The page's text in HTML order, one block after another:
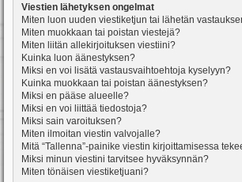
Viestien lähetyksen ongelmat
Miten luon uuden viestiketjun tai lähetän
Miten muokkaan tai poistan viestejä?
Miten liitän allekirjoituksen viestiini?
Kuinka luon äänestyksen?
Miksi en voi lisätä vastausvaihtoehtoja kyselyyn?
Kuinka muokkaan tai poistan äänestyksen?
Miksi en pääse alueelle?
Miksi en voi liittää tiedostoja?
Miksi sain varoituksen?
Miten ilmoitan viestin valvojalle?
Mitä “Tallenna”-painike viestin kirjoittamisessa
Miksi minun viestini tarvitsee hyväksynnän?
Miten tönäisen viestiketjuani?